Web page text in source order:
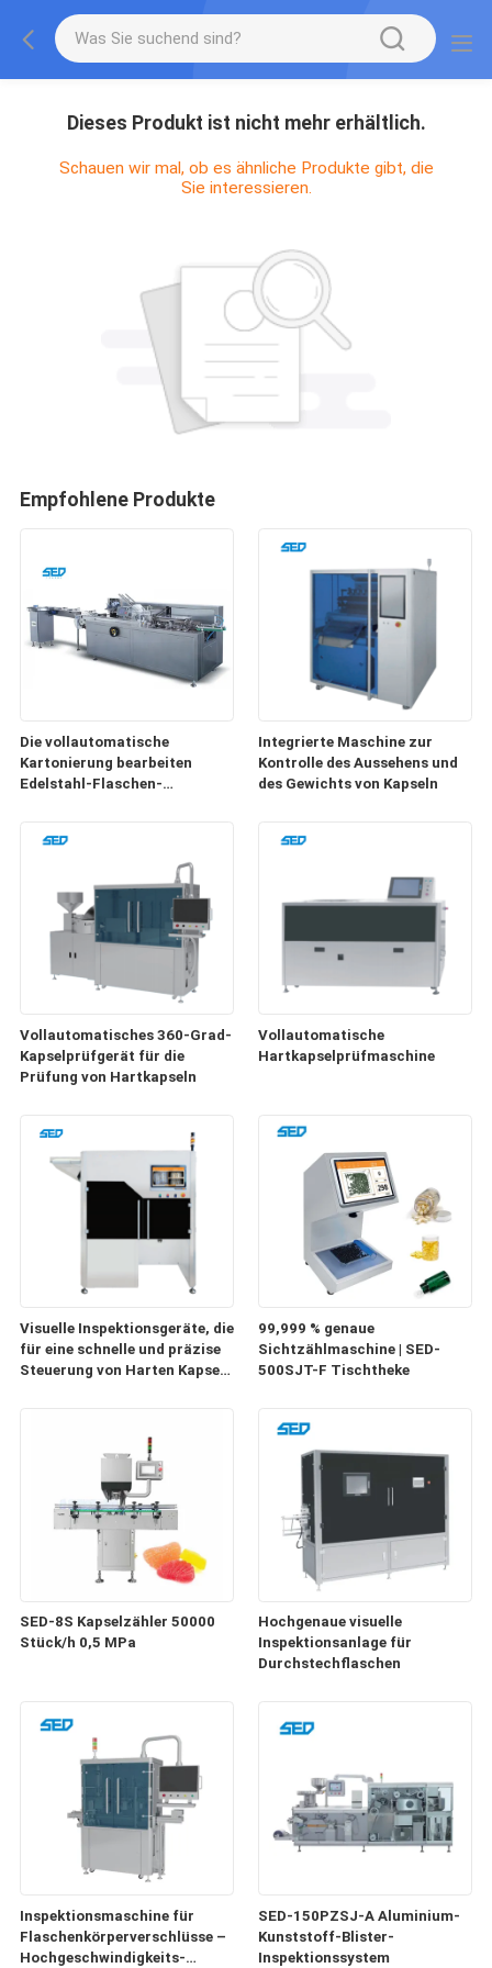
Dieses Produkt ist nicht mehr erhältlich.
Schauen wir mal, ob es ähnliche Produkte gibt, die
Sie interessieren.
Empfohlene Produkte
Die vollautomatische
Kartonierung bearbeiten
Edelstahl-Flaschen-
maschinell
Integrierte Maschine zur
Kontrolle des Aussehens und
des Gewichts von Kapseln
Vollautomatisches 360-Grad-
Kapselprüfgerät für die
Prüfung von Hartkapseln
Vollautomatische
Hartkapselprüfmaschine
Visuelle Inspektionsgeräte, die
für eine schnelle und präzise
Steuerung von Harten Kapseln
99,999 % genaue
Sichtzählmaschine | SED-
500SJT-F Tischtheke
SED-8S Kapselzähler 50000
Stück/h 0,5 MPa
Hochgenaue visuelle
Inspektionsanlage für
Durchstechflaschen
Inspektionsmaschine für
Flaschenkörperverschlüsse –
Hochgeschwindigkeits-
SED-150PZSJ-A Aluminium-
Kunststoff-Blister-
Inspektionssystem